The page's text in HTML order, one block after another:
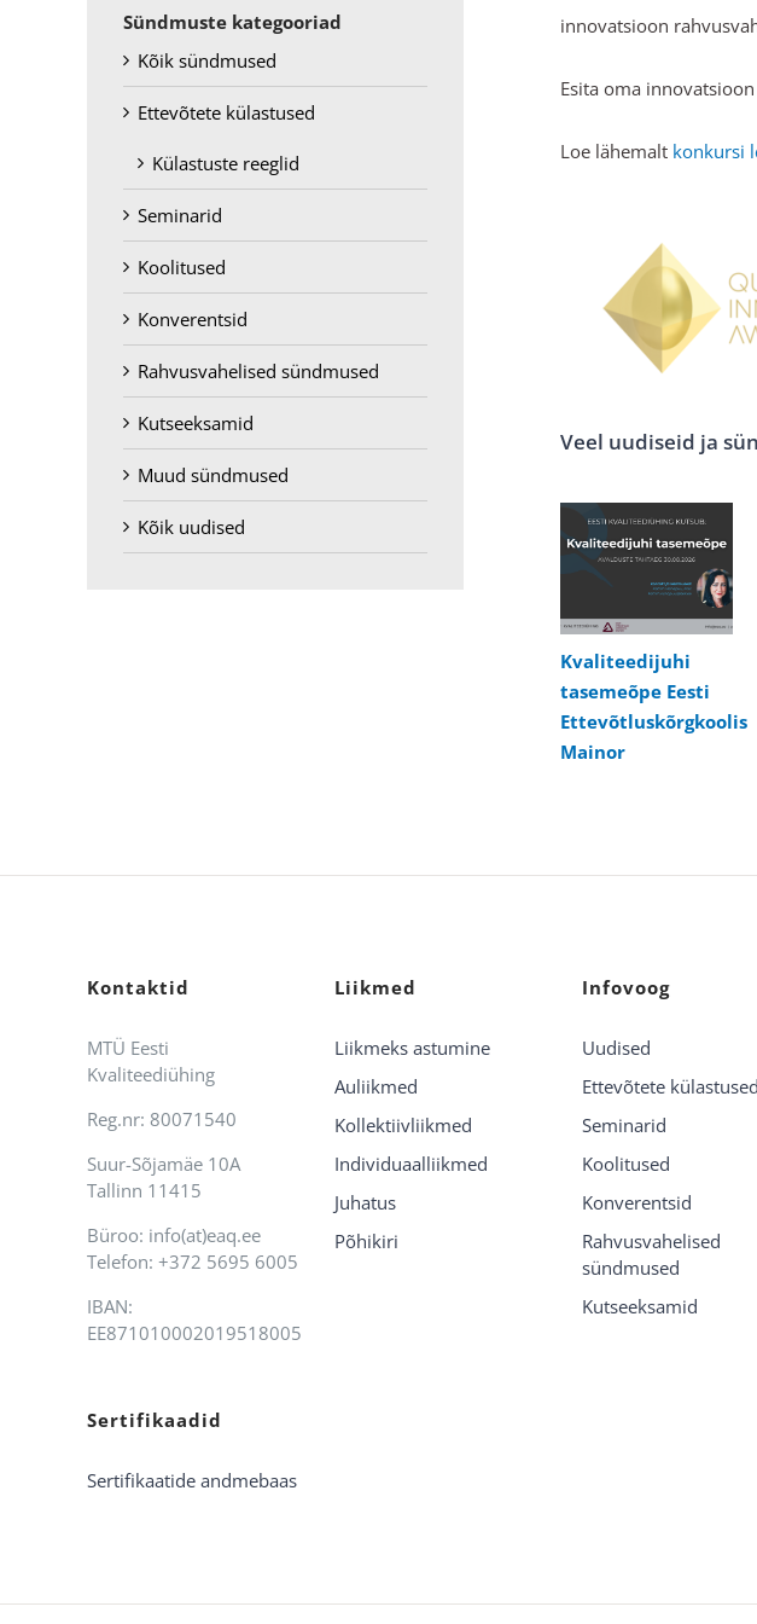
innovatsioon
Esita oma
Loe lähemalt konkursi
Veel uudiseid ja
Kvaliteedijuhi
tasemeõpe Eesti
Ettevõtluskõrgkoolis
Mainor
Sündmuste kategooriad
Kõik sündmused
Ettevõtete külastused
Külastuste reeglid
Seminarid
Koolitused
Konverentsid
Rahvusvahelised sündmused
Kutseeksamid
Muud sündmused
Kõik uudised
Kontaktid
MTÜ Eesti
Kvaliteediühing
Reg.nr: 80071540
Suur-Sõjamäe 10A
Tallinn 11415
Büroo: info(at)eaq.ee
Telefon: +372 5695 6005
IBAN:
EE871010002019518005
Sertifikaadid
Sertifikaatide andmebaas
Liikmed
Liikmeks astumine
Auliikmed
Kollektiivliikmed
Individuaalliikmed
Juhatus
Põhikiri
Infovoog
Uudised
Ettevõtete külastused
Seminarid
Koolitused
Konverentsid
Rahvusvahelised
sündmused
Kutseeksamid